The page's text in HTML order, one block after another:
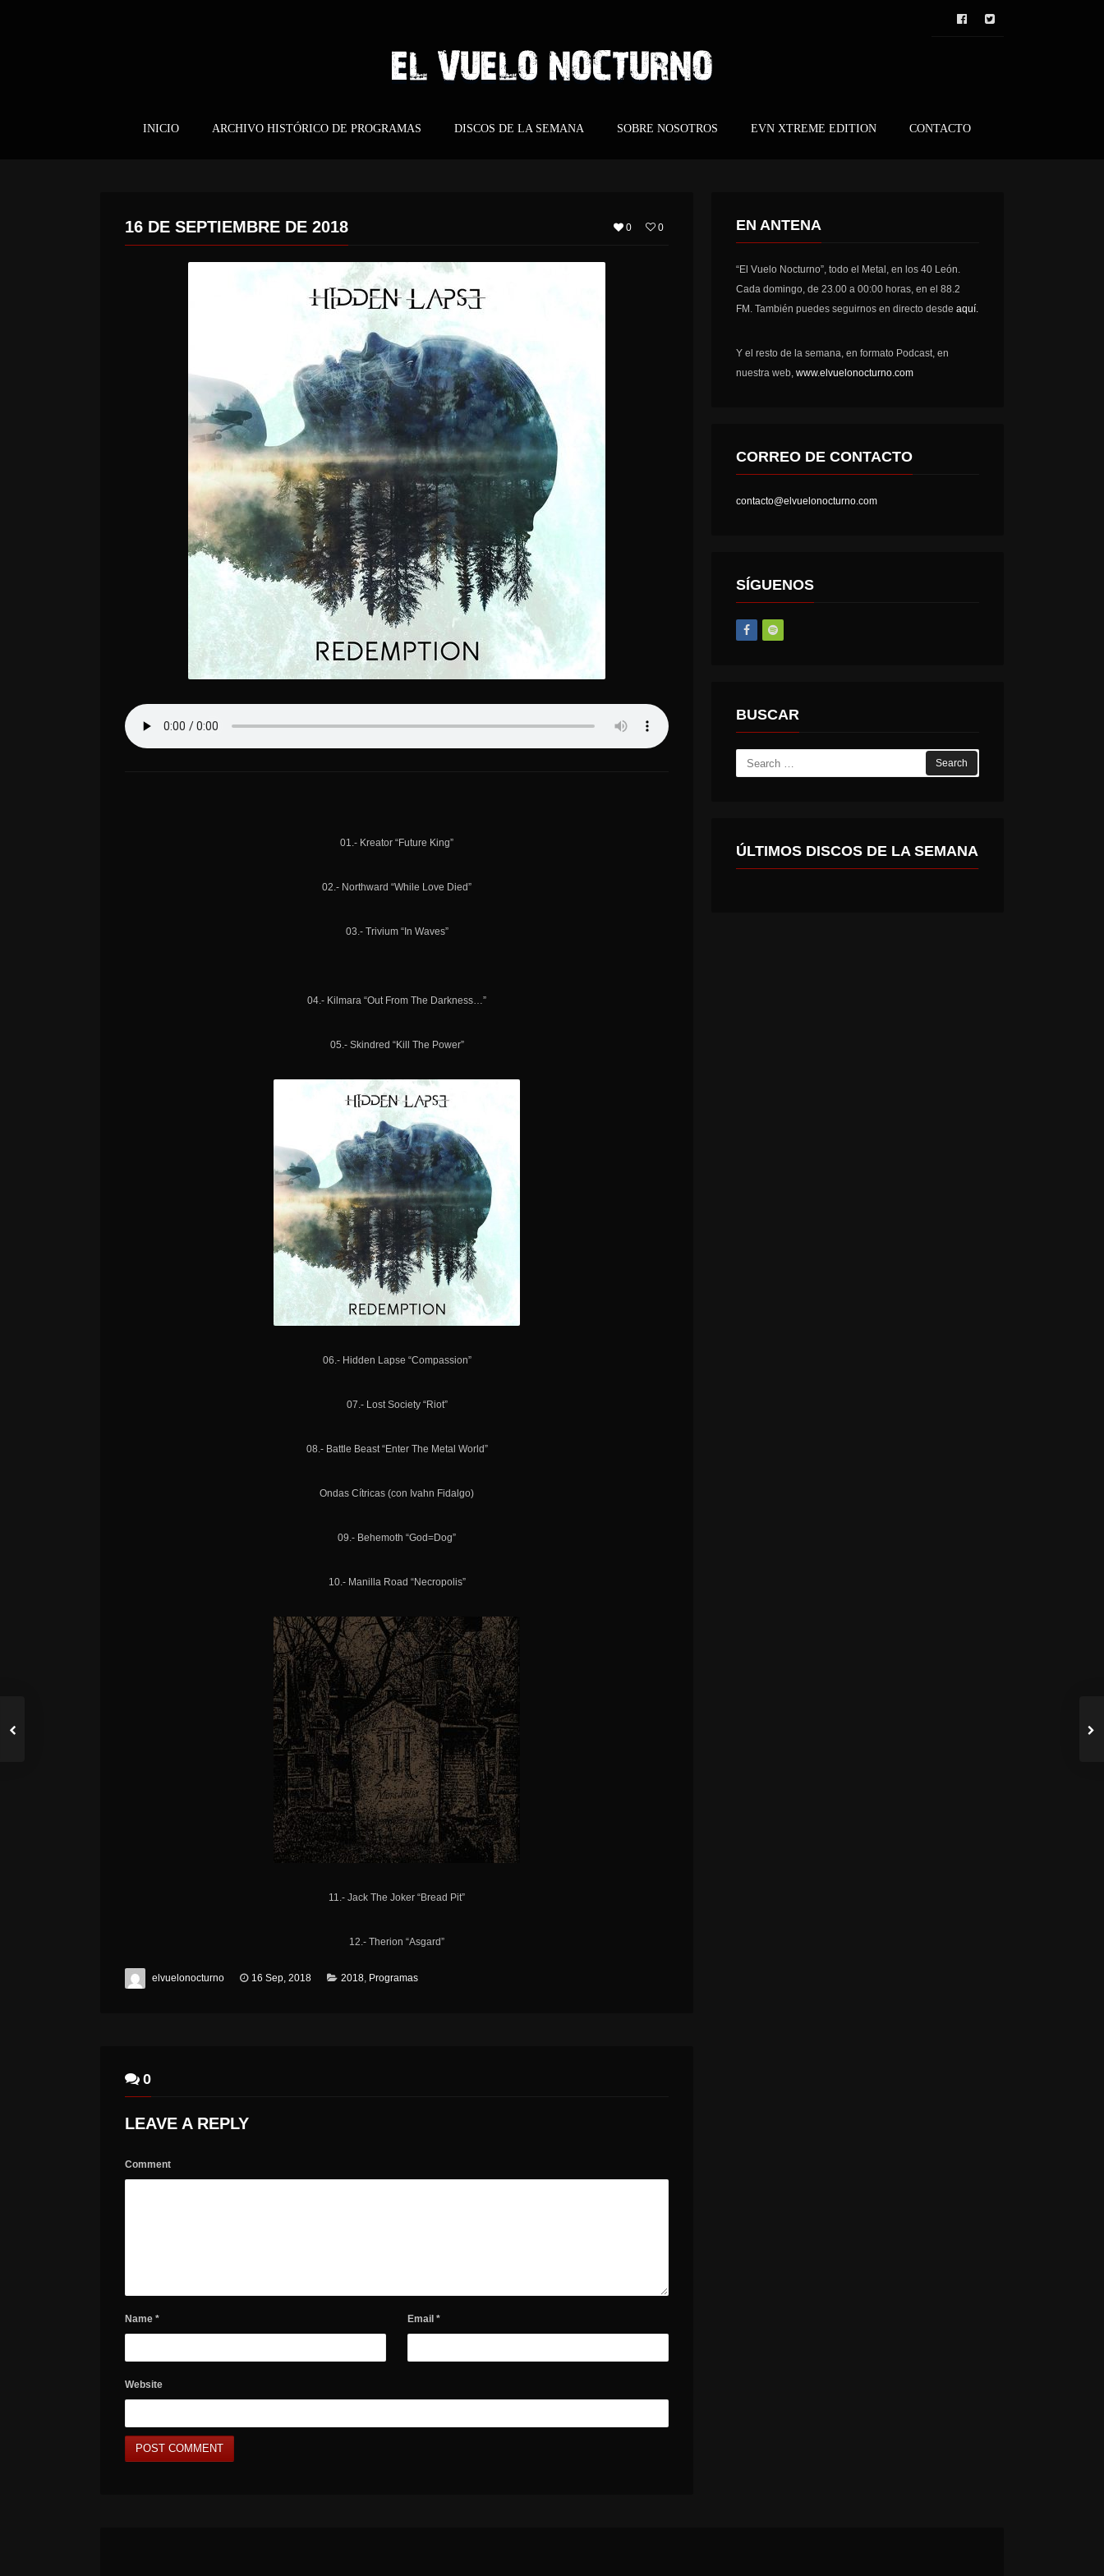
INICIO ARCHIVO HISTÓRICO DE PROGRAMAS DISCOS DE LA SEMANA SOBRE NOSOTROS EVN XTREME EDITION CONTACTO
0 0
16 DE SEPTIEMBRE DE 2018
01.- Kreator “Future King”
02.- Northward “While Love Died”
03.- Trivium “In Waves”
04.- Kilmara “Out From The Darkness…”
05.- Skindred “Kill The Power”
06.- Hidden Lapse “Compassion”
07.- Lost Society “Riot”
08.- Battle Beast “Enter The Metal World”
Ondas Cítricas (con Ivahn Fidalgo)
09.- Behemoth “God=Dog”
10.- Manilla Road “Necropolis”
11.- Jack The Joker “Bread Pit”
12.- Therion “Asgard”
elvuelonocturno 16 Sep, 2018 2018, Programas
0
LEAVE A REPLY
Comment
Name * Email*
Website
EN ANTENA
“El Vuelo Nocturno”, todo el Metal, en los 40 León.
Cada domingo, de 23.00 a 00:00 horas, en el 88.2
FM. También puedes seguirnos en directo desdeaquí.
Y el resto de la semana, en formato Podcast, en
nuestra web,www.elvuelonocturno.com
CORREO DE CONTACTO
contacto@elvuelonocturno.com
SÍGUENOS
BUSCAR
Search
for:
ÚLTIMOS DISCOS DE LA SEMANA